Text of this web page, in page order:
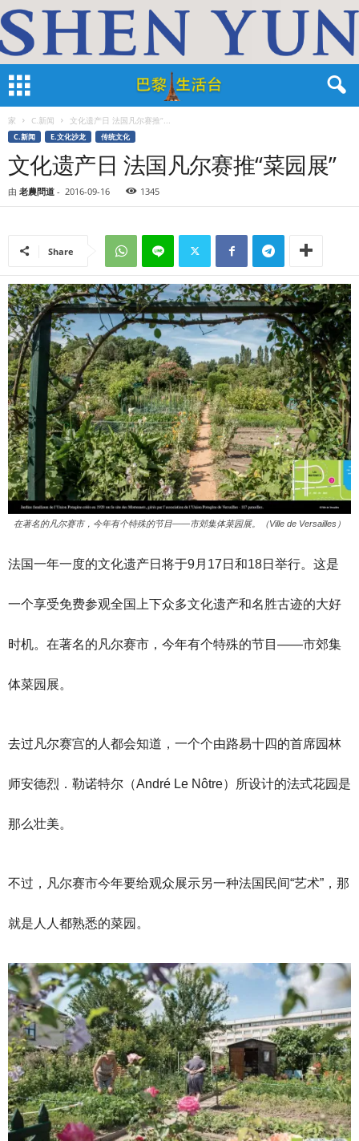
家 C.新闻 文化遗产日 法国凡尔赛推“...
C.新闻 E.文化沙龙 传统文化
文化遗产日 法国凡尔赛推“菜园展”
由 老農問道 - 2016-09-16 1345
Share
在著名的凡尔赛市，今年有个特殊的节目——市郊集体菜园展。（Ville de Versailles）
法国一年一度的文化遗产日将于9月17日和18日举行。这是
一个享受免费参观全国上下众多文化遗产和名胜古迹的大好
时机。在著名的凡尔赛市，今年有个特殊的节目——市郊集
体菜园展。
去过凡尔赛宫的人都会知道，一个个由路易十四的首席园林
师安德烈．勒诺特尔（André Le Nôtre）所设计的法式花园是
那么壮美。
不过，凡尔赛市今年要给观众展示另一种法国民间“艺术”，那
就是人人都熟悉的菜园。